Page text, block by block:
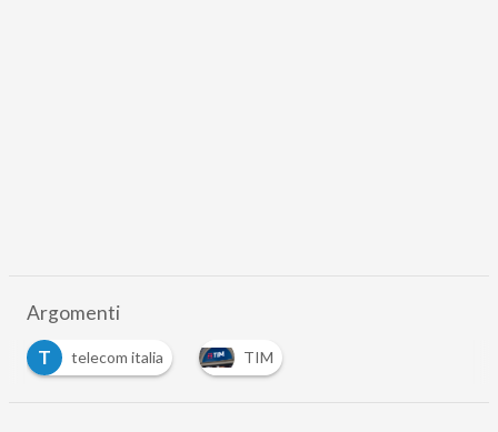
Argomenti
T
telecom italia TIM